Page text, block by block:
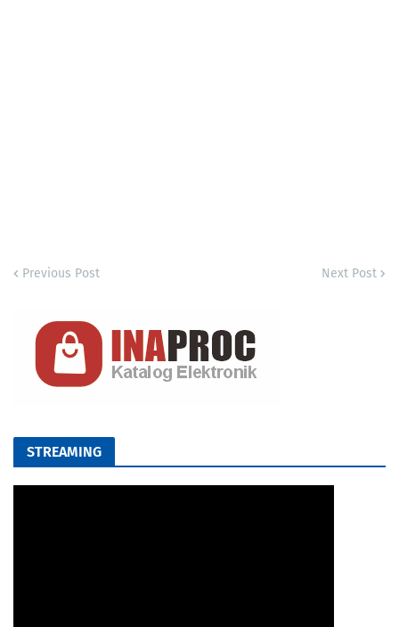
Previous Post Next Post
STREAMING